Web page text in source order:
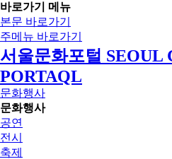
바로가기 메뉴
본문 바로가기
주메뉴 바로가기
서울문화포털 SEOUL
PORTAQL
문화행사
문화행사
공연
전시
축제